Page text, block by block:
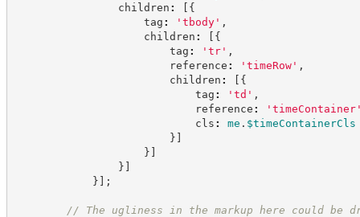
children : [ {
tag : ' tbody' ,
children : [ {
tag : ' tr' ,
reference : ' timeRow' ,
children : [ {
tag : ' td ' ,
reference : ' timeContainer
cls : me . $timeContainerCls
} ]
} ]
} ]
} ] ;
// The ugliness in the markup here could be